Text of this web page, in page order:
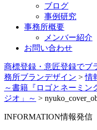
ブログ
事例研究
事務所概要
メンバー紹介
お問い合わせ
商標登録・意匠登録でブ
務所ブランデザイン >情
～書籍『ロゴとネーミン
ジオ」～ >
INFORMATION情報発信